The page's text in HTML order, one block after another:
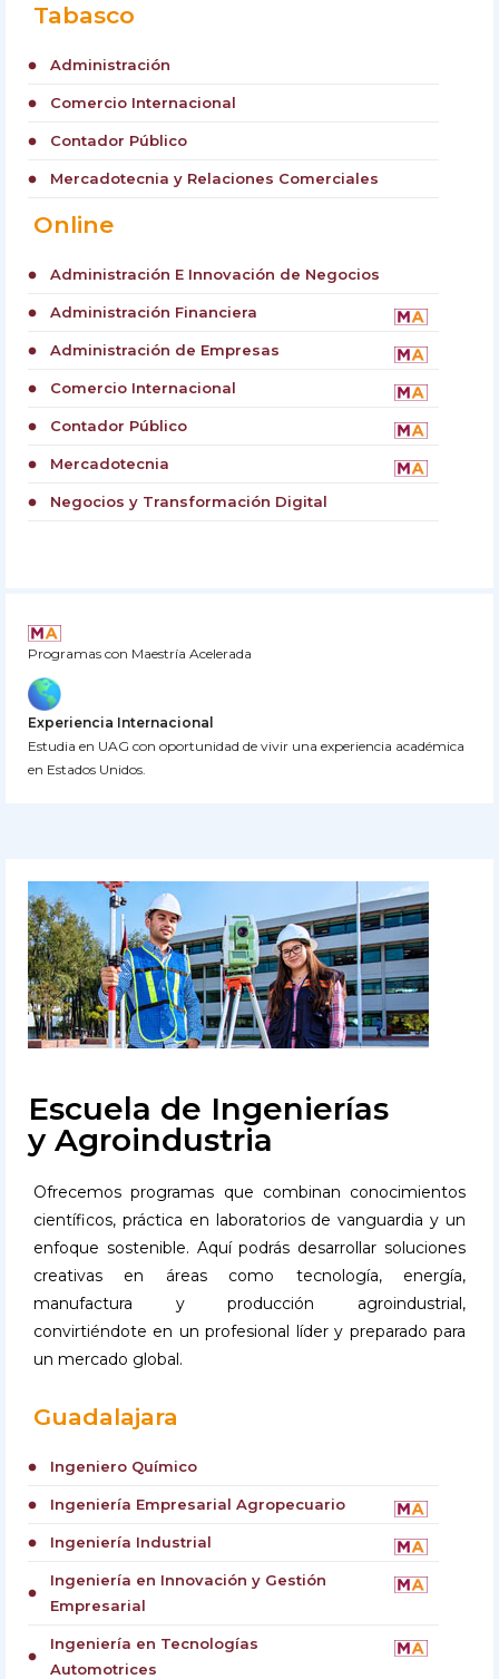
Tabasco
circle Administración
circle Comercio Internacional
circle Contador Público
circle Mercadotecnia y Relaciones Comerciales
Online
circle Administración E Innovación de Negocios
circle Administración Financiera
circle Administración de Empresas
circle Comercio Internacional
circle Contador Público
circle Mercadotecnia
circle Negocios y Transformación Digital
Programas con Maestría Acelerada
Experiencia Internacional
Estudia en UAG con oportunidad de vivir una experiencia académica
en Estados Unidos.
Escuela de Ingenierías
y Agroindustria
Ofrecemos programas que combinan conocimientos
científicos, práctica en laboratorios de vanguardia y un
enfoque sostenible. Aquí podrás desarrollar soluciones
creativas en áreas como tecnología, energía,
manufactura y producción agroindustrial,
convirtiéndote en un profesional líder y preparado para
un mercado global.
Guadalajara
circle Ingeniero Químico
circle Ingeniería Empresarial Agropecuario
circle Ingeniería Industrial
circle
Ingeniería en Innovación y Gestión
Empresarial
circle
Ingeniería en Tecnologías
Automotrices